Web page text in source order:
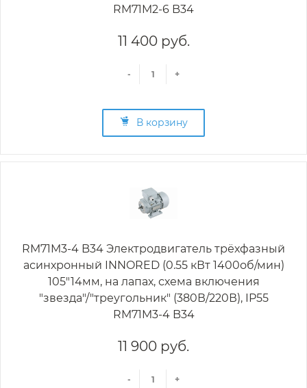
RM71M2-6 B34
11 400 руб.
- +
В корзину
RM71M3-4 B34 Электродвигатель трёхфазный
асинхронный INNORED (0.55 кВт 1400об/мин)
105"14мм, на лапах, схема включения
"звезда"/"треугольник" (380В/220В), IP55
RM71M3-4 B34
11 900 руб.
- +